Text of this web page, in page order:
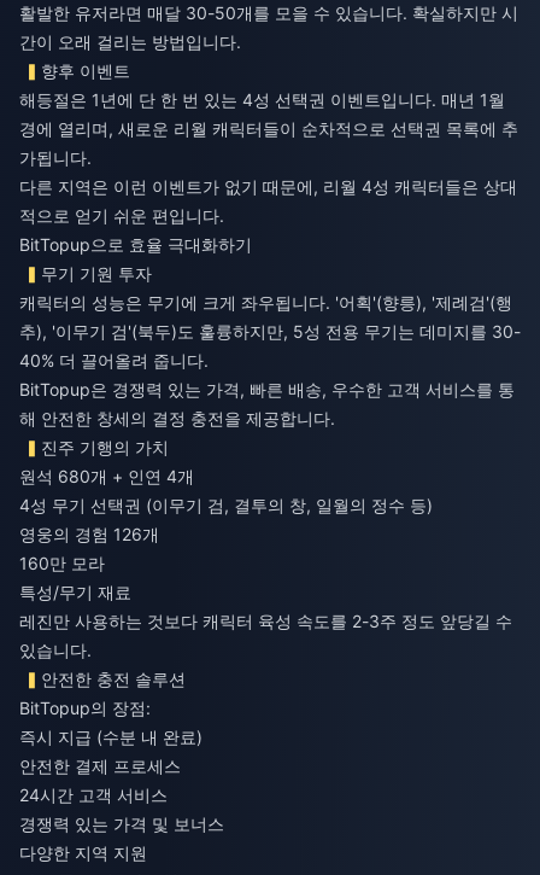
활발한 유저라면 매달 30-50개를 모을 수 있습니다. 확실하지만 시
간이 오래 걸리는 방법입니다.
향후 이벤트
해등절은 1년에 단 한 번 있는 4성 선택권 이벤트입니다. 매년 1월
경에 열리며, 새로운 리월 캐릭터들이 순차적으로 선택권 목록에 추
가됩니다.
다른 지역은 이런 이벤트가 없기 때문에, 리월 4성 캐릭터들은 상대
적으로 얻기 쉬운 편입니다.
BitTopup으로 효율 극대화하기
무기 기원 투자
캐릭터의 성능은 무기에 크게 좌우됩니다. '어획'(향릉), '제례검'(행
추), '이무기 검'(북두)도 훌륭하지만, 5성 전용 무기는 데미지를 30-
40% 더 끌어올려 줍니다.
BitTopup은 경쟁력 있는 가격, 빠른 배송, 우수한 고객 서비스를 통
해 안전한 창세의 결정 충전을 제공합니다.
진주 기행의 가치
원석 680개 + 인연 4개
4성 무기 선택권 (이무기 검, 결투의 창, 일월의 정수 등)
영웅의 경험 126개
160만 모라
특성/무기 재료
레진만 사용하는 것보다 캐릭터 육성 속도를 2-3주 정도 앞당길 수
있습니다.
안전한 충전 솔루션
BitTopup의 장점:
즉시 지급 (수분 내 완료)
안전한 결제 프로세스
24시간 고객 서비스
경쟁력 있는 가격 및 보너스
다양한 지역 지원